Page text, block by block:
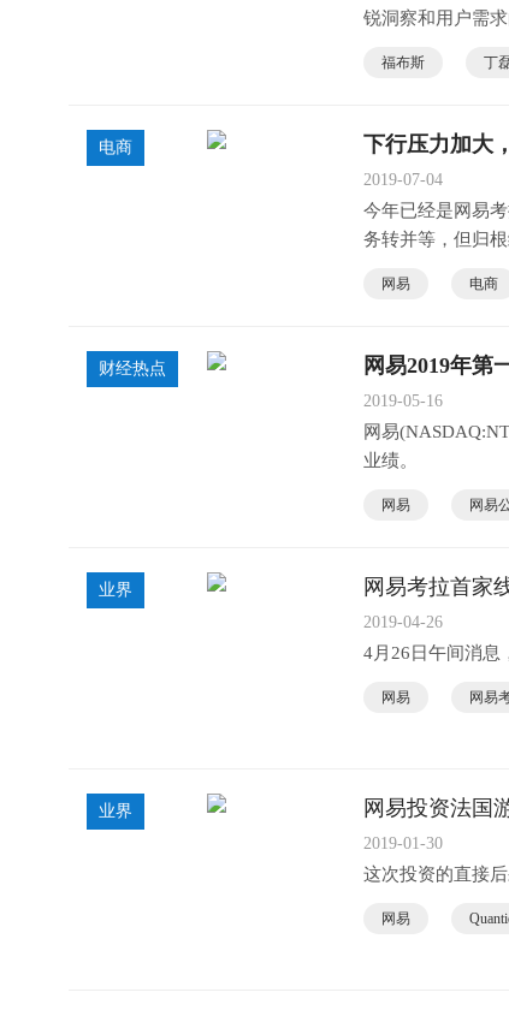
锐洞察和用户需求
福布斯 丁
电商 下行压力加大
2019-07-04
今年已经是网易
务转并等，但归
网易 电商
财经热点 网易2019年第
2019-05-16
网易
业绩。
网易 网易
业界 网易考拉首家
2019-04-26
4月26日午间消息
网易 网易
业界 网易投资法国
2019-01-30
这次投资的直接
网易